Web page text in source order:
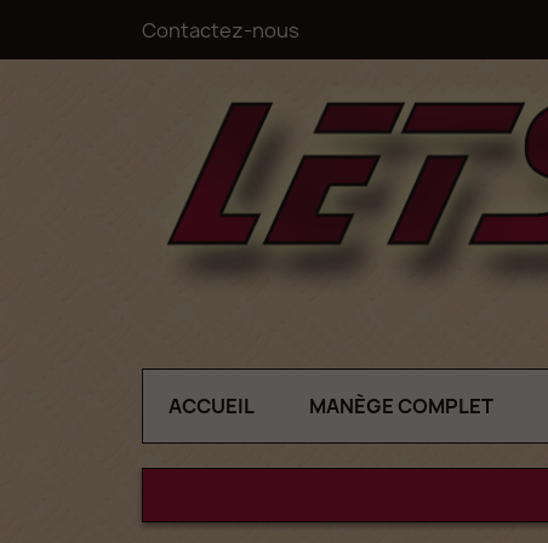
Contactez-nous
ACCUEIL MANÈGE COMPLET